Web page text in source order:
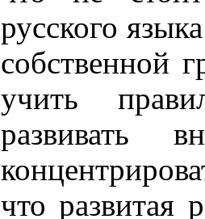
русского
собственной
учить
развивать
что развитая